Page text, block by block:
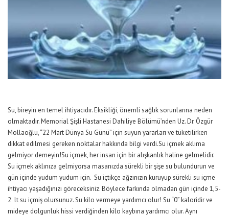
Su, bireyin en temel ihtiyacıdır. Eksikliği, önemli sağlık sorunlarına neden
olmaktadır. Memorial Şişli Hastanesi Dahiliye Bölümü’nden Uz. Dr. Özgür
Mollaoğlu, “22 Mart Dünya Su Günü” için suyun yararları ve tüketilirken
dikkat edilmesi gereken noktalar hakkında bilgi verdi.Su içmek aklıma
gelmiyor demeyin!Su içmek, her insan için bir alışkanlık haline gelmelidir.
Su içmek aklınıza gelmiyorsa masanızda sürekli bir şişe su bulundurun ve
gün içinde yudum yudum için. Su içtikçe ağzınızın kuruyup sürekli su içme
ihtiyacı yaşadığınızı göreceksiniz. Böylece farkında olmadan gün içinde 1,5-
2 lt su içmiş olursunuz. Su kilo vermeye yardımcı olur! Su “0” kaloridir ve
mideye dolgunluk hissi verdiğinden kilo kaybına yardımcı olur. Aynı